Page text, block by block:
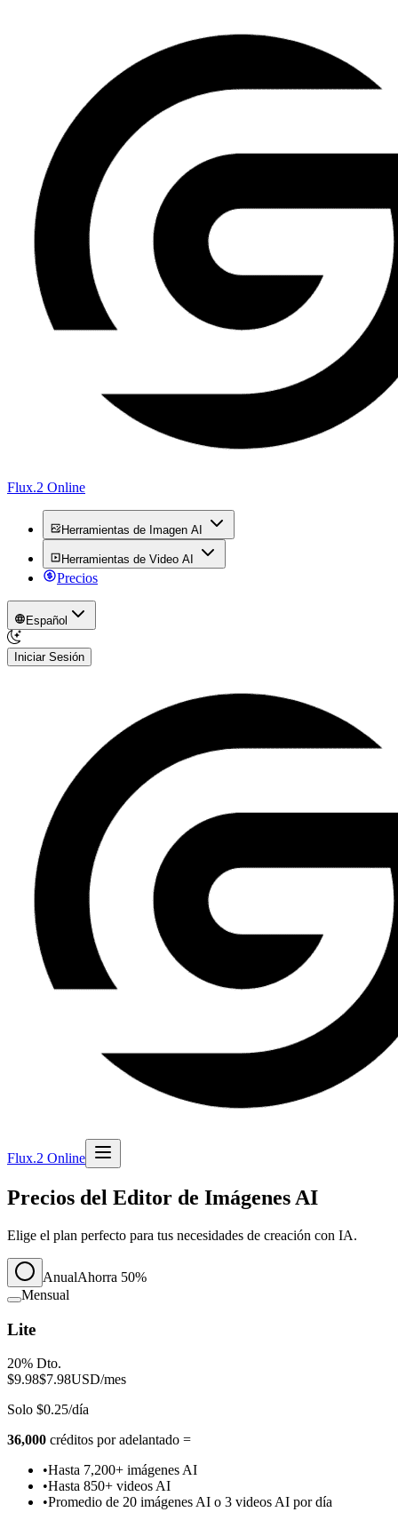
Flux.2 Online
Herramientas de Imagen AI
Herramientas de Video AI
Precios
Español
Iniciar Sesión
Flux.2 Online
Precios del Editor de Imágenes AI
Elige el plan perfecto para tus necesidades de creación con IA.
AnualAhorra 50%
Mensual
Lite
20% Dto.
$9.98$7.98USD/mes
Solo $0.25/día
36,000 créditos por adelantado =
•Hasta 7,200+ imágenes AI
•Hasta 850+ videos AI
•Promedio de 20 imágenes AI o 3 videos AI por día